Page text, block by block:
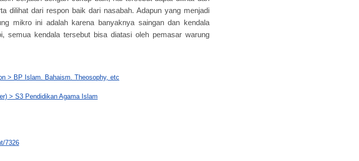
dilihat dari respon baik dari nasabah. Adapun yang menjadi
mikro ini adalah karena banyaknya saingan dan kendala
semua kendala tersebut bisa diatasi oleh pemasar warung
> BP Islam. Bahaism. Theosophy, etc
> S3 Pendidikan Agama Islam
7326